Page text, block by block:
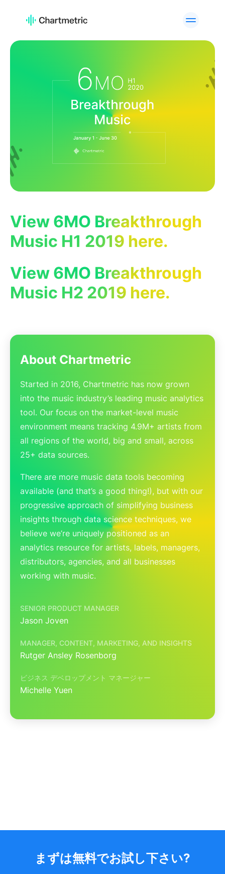
活用例
キュレーター分析・検索 チャート
プラットフォーム
A&Rチーム デジタルマーケティング
マネージャー 音楽スーパーバイザー
ップ
リソース
Onesheet
料金設定
View 6MO Breakthrough
Music H1 2019 here.
View 6MO Breakthrough
Music H2 2019 here.
About Chartmetric
Started in 2016, Chartmetric has now grown
into the music industry’s leading music analytics
tool. Our focus on the market-level music
environment means tracking 4.9M+ artists from
all regions of the world, big and small, across
25+ data sources.
There are more music data tools becoming
available (and that’s a good thing!), but with our
progressive approach of simplifying business
insights through data science techniques, we
believe we’re uniquely positioned as an
analytics resource for artists, labels, managers,
distributors, agencies, and all businesses
working with music.
SENIOR PRODUCT MANAGER
Jason Joven
MANAGER, CONTENT, MARKETING, AND INSIGHTS
Rutger Ansley Rosenborg
ビジネス デベロップメント マネージャー
Michelle Yuen
まずは無料でお試し下さい?